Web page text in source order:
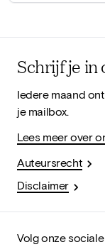
Schrijf je in
Iedere maand
je mailbox.
Lees meer over
Auteursrecht
Disclaimer
Volg onze